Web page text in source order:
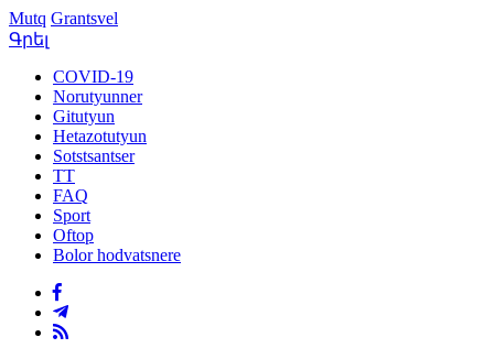
Mutq Grantsvel
Գրել
COVID-19
Norutyunner
Gitutyun
Hetazotutyun
Sotstsantser
TT
FAQ
Sport
Oftop
Bolor hodvatsnere